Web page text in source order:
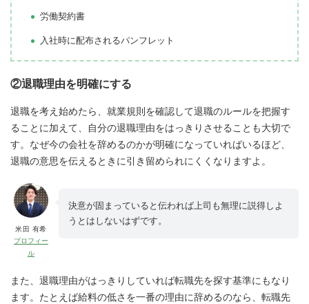
労働契約書
入社時に配布されるパンフレット
②退職理由を明確にする
退職を考え始めたら、就業規則を確認して退職のルールを把握す
ることに加えて、自分の退職理由をはっきりさせることも大切で
す。なぜ今の会社を辞めるのかが明確になっていればいるほど、
退職の意思を伝えるときに引き留められにくくなりますよ。
米田 有希
プロフィー
ル
決意が固まっていると伝われば上司も無理に説得しよ
うとはしないはずです。
また、退職理由がはっきりしていれば転職先を探す基準にもなり
ます。たとえば給料の低さを一番の理由に辞めるのなら、転職先